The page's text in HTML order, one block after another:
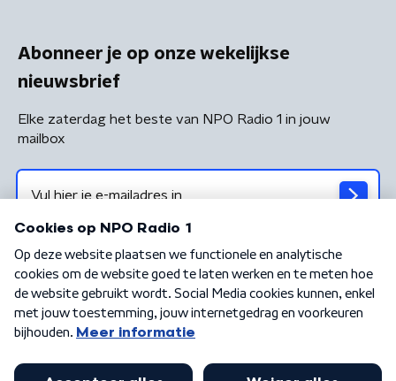
Abonneer je op onze wekelijkse
nieuwsbrief
Elke zaterdag het beste van NPO Radio 1 in jouw
mailbox
Algemene voorwaarden Privacybeleid